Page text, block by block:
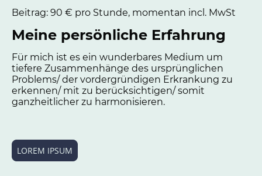
Beitrag: 90 € pro Stunde, momentan incl. MwSt
Meine persönliche Erfahrung
Für mich ist es ein wunderbares Medium um
tiefere Zusammenhänge des ursprünglichen
Problems/ der vordergründigen Erkrankung zu
erkennen/ mit zu berücksichtigen/ somit
ganzheitlicher zu harmonisieren.
LOREM IPSUM